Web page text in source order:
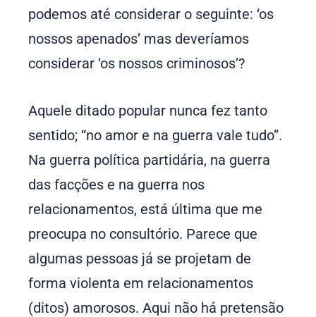
podemos até considerar o seguinte: ‘os
nossos apenados’ mas deveríamos
considerar ‘os nossos criminosos’?
Aquele ditado popular nunca fez tanto
sentido; “no amor e na guerra vale tudo”.
Na guerra política partidária, na guerra
das facções e na guerra nos
relacionamentos, está última que me
preocupa no consultório. Parece que
algumas pessoas já se projetam de
forma violenta em relacionamentos
(ditos) amorosos. Aqui não há pretensão